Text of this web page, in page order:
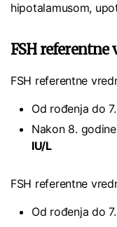
hipotalamusom,
FSH referentne
FSH referentne
Od rođenja do
Nakon 8.
IU/L
FSH referentne
Od rođenja do